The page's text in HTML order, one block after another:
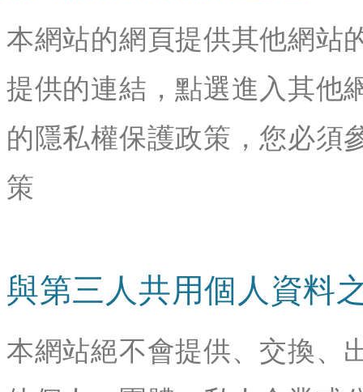
本網站的網頁提供其他網站
提供的連結，點選進入其他
的隱私權保護政策，您必須
策
與第三人共用個人資料
本網站絕不會提供、交換、